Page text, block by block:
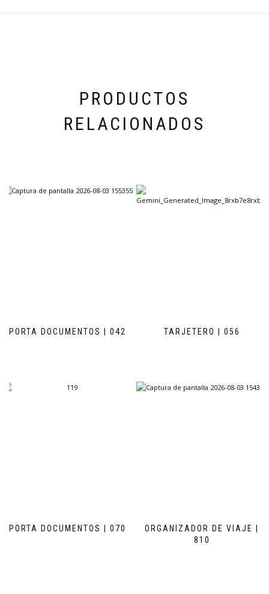
PRODUCTOS
RELACIONADOS
PORTA DOCUMENTOS | 042 TARJETERO | 056
PORTA DOCUMENTOS | 070
ORGANIZADOR DE VIAJE |
810